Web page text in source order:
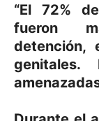
“El 72%
fueron
detención,